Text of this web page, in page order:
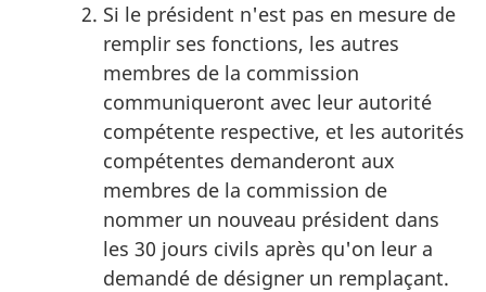
Si le président n'est pas en mesure de
remplir ses fonctions, les autres
membres de la commission
communiqueront avec leur autorité
compétente respective, et les autorités
compétentes demanderont aux
membres de la commission de
nommer un nouveau président dans
les 30 jours civils après qu'on leur a
demandé de désigner un remplaçant.